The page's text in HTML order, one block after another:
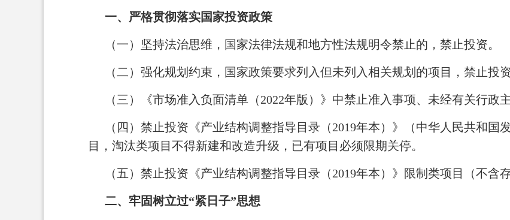
一、严格贯彻落实国家投资政策
（一）坚持法治思维，国家法律法规和地方性法规明令禁止的，禁止投资。
（二）强化规划约束，国家政策要求列入但未列入相关规划的项目，禁止投
（三）《市场准入负面清单（2022年版）》中禁止准入事项、未经有关行政
（四）禁止投资《产业结构调整指导目录（2019年本）》（中华人民共和国
目，淘汰类项目不得新建和改造升级，已有项目必须限期关停。
（五）禁止投资《产业结构调整指导目录（2019年本）》限制类项目（不含
二、牢固树立过“紧日子”思想